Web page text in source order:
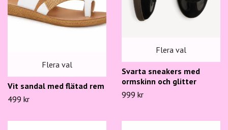
Flera val
Vit sandal med flätad rem
499 kr
Flera val
Svarta sneakers med
ormskinn och glitter
999 kr